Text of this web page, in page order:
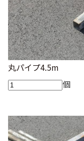
丸パイプ4.5m
個